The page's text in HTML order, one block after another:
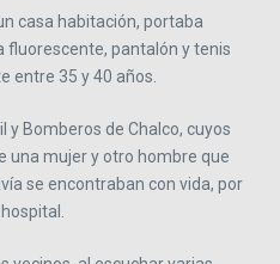
casa habitación, portaba
fluorescente, pantalón y tenis
entre 35 y 40 años.
y Bomberos de Chalco, cuyos
una mujer y otro hombre que
se encontraban con vida, por